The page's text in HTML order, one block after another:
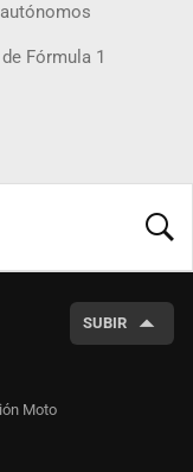
Fórmula 1
SUBIR
Moto